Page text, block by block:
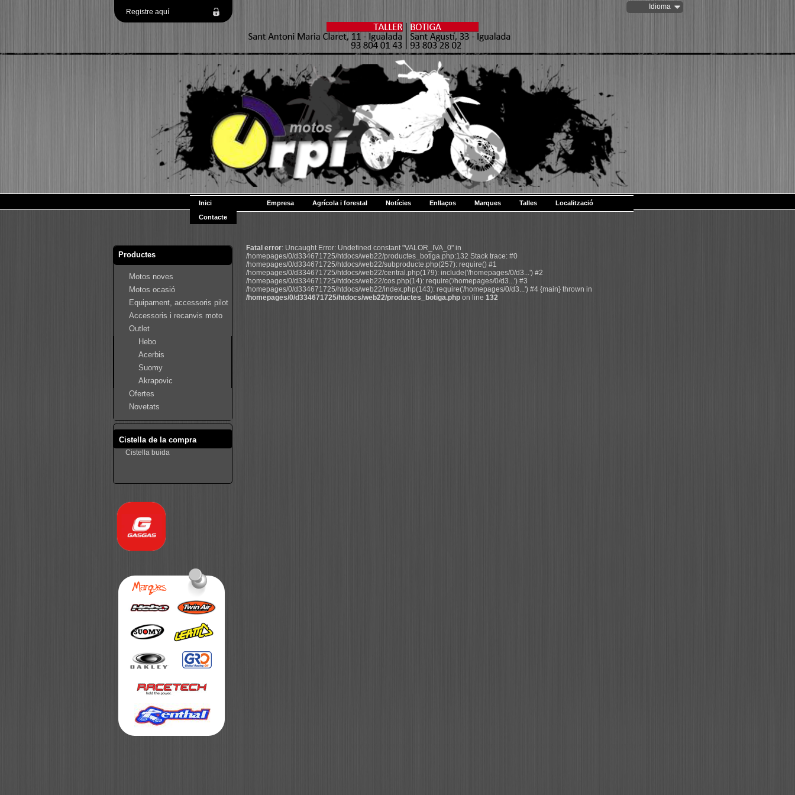
Registre aquí
Idioma
Inici Empresa Agrícola i forestal Notícies Enllaços Marques Talles
Localització
Contacte
Productes
Motos noves
Motos ocasió
Equipament, accessoris pilot
Accessoris i recanvis moto
Outlet
Hebo
Acerbis
Suomy
Akrapovic
Ofertes
Novetats
Cistella de la compra
Cistella buida
Fatal error: Uncaught Error: Undefined constant "VALOR_IVA_0" in
/homepages/0/d334671725/htdocs/web22/productes_botiga.php:132 Stack trace: #0
/homepages/0/d334671725/htdocs/web22/subproducte.php(257): require() #1
/homepages/0/d334671725/htdocs/web22/central.php(179): include('/homepages/0/d3...') #2
/homepages/0/d334671725/htdocs/web22/cos.php(14): require('/homepages/0/d3...') #3
/homepages/0/d334671725/htdocs/web22/index.php(143): require('/homepages/0/d3...') #4 {main} thrown in
/homepages/0/d334671725/htdocs/web22/productes_botiga.php on line 132